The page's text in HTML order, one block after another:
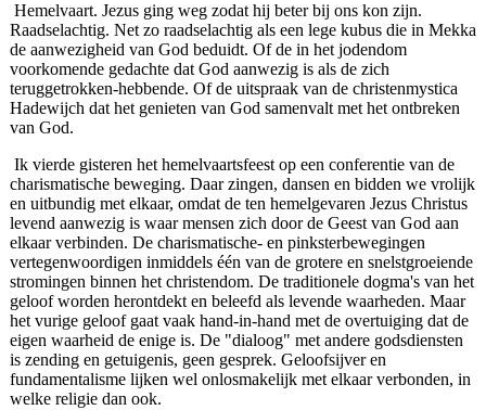
Hemelvaart. Jezus ging weg zodat hij beter bij ons kon zijn.
Raadselachtig. Net zo raadselachtig als een lege kubus die in Mekka
de aanwezigheid van God beduidt. Of de in het jodendom
voorkomende gedachte dat God aanwezig is als de zich
teruggetrokken-hebbende. Of de uitspraak van de christenmystica
Hadewijch dat het genieten van God samenvalt met het ontbreken
van God.
Ik vierde gisteren het hemelvaartsfeest op een conferen­tie van de
charismatische beweging. Daar zingen, dansen en bidden we vrolijk
en uitbundig met elkaar, omdat de ten hemelgevaren Jezus Christus
levend aanwezig is waar mensen zich door de Geest van God aan
elkaar verbinden. De charismatische- en pinksterbewegingen
vertegenwoordi­gen inmiddels één van de grotere en snelstgroeiende
stromingen binnen het christendom. De traditionele dogma's van het
geloof worden herontdekt en beleefd als levende waarheden. Maar
het vurige geloof gaat vaak hand-in-hand met de overtuiging dat de
eigen waarheid de enige is. De "dialoog" met andere godsdiensten
is zending en getuigenis, geen gesprek. Geloofsijver en
fundamentalisme lijken wel onlosmakelijk met elkaar verbonden, in
welke religie dan ook.